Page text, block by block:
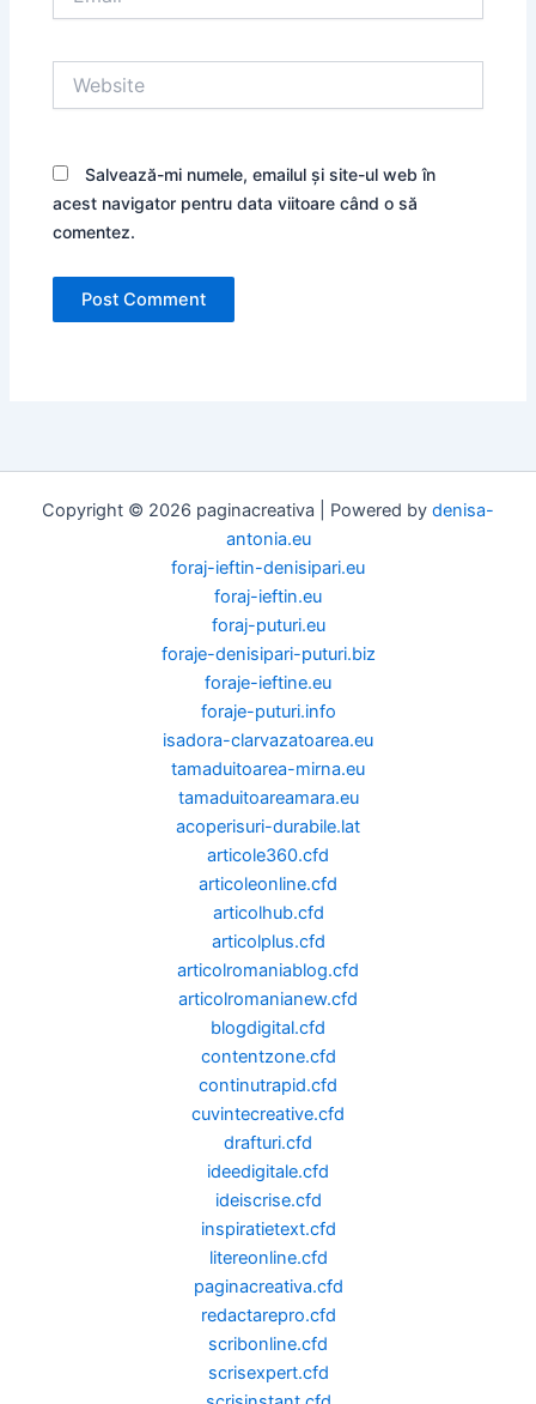
Salvează-mi numele, emailul și site-ul web în
acest navigator pentru data viitoare când o să
comentez.
Copyright © 2026 paginacreativa | Powered by denisa-
antonia.eu
foraj-ieftin-denisipari.eu
foraj-ieftin.eu
foraj-puturi.eu
foraje-denisipari-puturi.biz
foraje-ieftine.eu
foraje-puturi.info
isadora-clarvazatoarea.eu
tamaduitoarea-mirna.eu
tamaduitoareamara.eu
acoperisuri-durabile.lat
articole360.cfd
articoleonline.cfd
articolhub.cfd
articolplus.cfd
articolromaniablog.cfd
articolromanianew.cfd
blogdigital.cfd
contentzone.cfd
continutrapid.cfd
cuvintecreative.cfd
drafturi.cfd
ideedigitale.cfd
ideiscrise.cfd
inspiratietext.cfd
litereonline.cfd
paginacreativa.cfd
redactarepro.cfd
scribonline.cfd
scrisexpert.cfd